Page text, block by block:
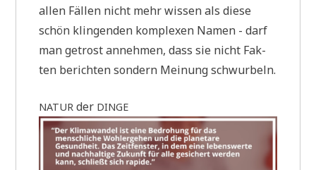
allen Fäl­len nicht mehr wis­sen als die­se
schön klin­gen­den kom­ple­xen Namen - darf
man getrost anneh­men, dass sie nicht Fak­
ten berich­ten son­dern Mei­nung schwurbeln.
NATUR der DINGE